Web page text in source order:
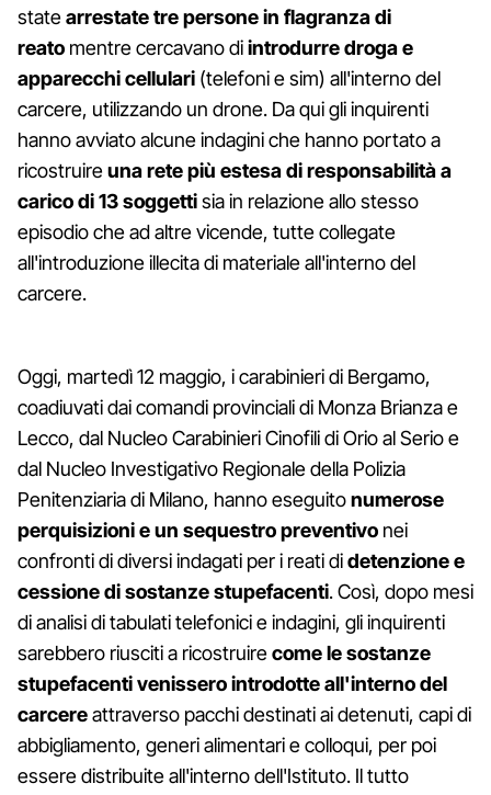
statearrestate tre persone in flagranza di
reato mentre cercavano diintrodurre droga e
apparecchi cellulari (telefoni e sim) all'interno del
carcere, utilizzando un drone. Da qui gli inquirenti
hanno avviato alcune indagini che hanno portato a
ricostruireuna rete più estesa di responsabilità a
carico di 13 soggettisia in relazione allo stesso
episodio che ad altre vicende, tutte collegate
all'introduzione illecita di materiale all'interno del
carcere.
Oggi, martedì 12 maggio, i carabinieri di Bergamo,
coadiuvati dai comandi provinciali di Monza Brianza e
Lecco, dal Nucleo Carabinieri Cinofili di Orio al Serio e
dal Nucleo Investigativo Regionale della Polizia
Penitenziaria di Milano, hanno eseguitonumerose
perquisizioni e un sequestro preventivo nei
confronti di diversi indagati per i reati didetenzione e
cessione di sostanze stupefacenti. Così, dopo mesi
di analisi di tabulati telefonici e indagini, gli inquirenti
sarebbero riusciti a ricostruirecome le sostanze
stupefacenti venissero introdotte all'interno del
carcereattraverso pacchi destinati ai detenuti, capi di
abbigliamento, generi alimentari e colloqui, per poi
essere distribuite all'interno dell'Istituto. Il tutto